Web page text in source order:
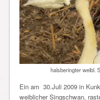
halsberingter weibl.
Ein am 30.Juli 2009 in
weiblicher Singschwan,